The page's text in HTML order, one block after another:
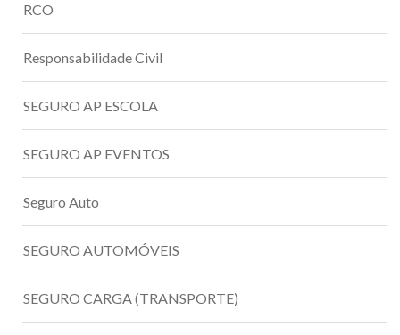
RCO
Responsabilidade Civil
SEGURO AP ESCOLA
SEGURO AP EVENTOS
Seguro Auto
SEGURO AUTOMÓVEIS
SEGURO CARGA (TRANSPORTE)